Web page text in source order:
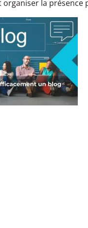
organiser la présence